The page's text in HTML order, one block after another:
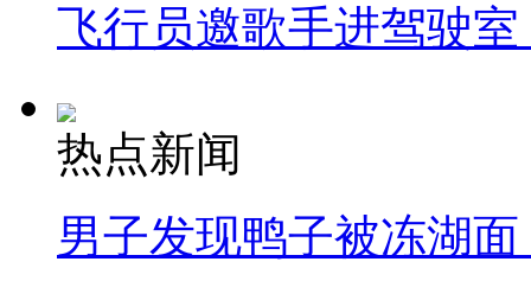
飞行员邀歌手进驾驶
热点新闻
男子发现鸭子被冻湖